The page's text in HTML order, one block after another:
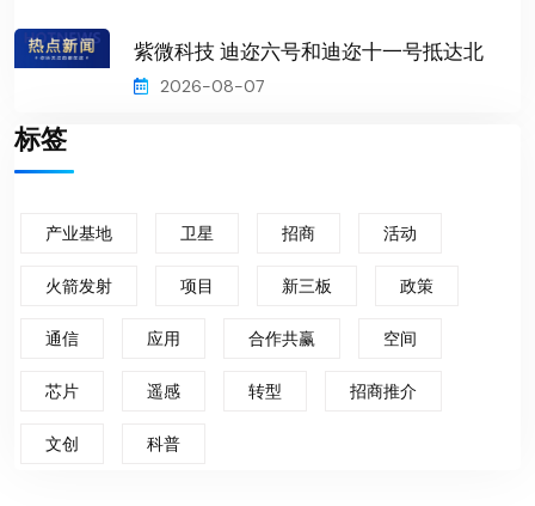
紫微科技 迪迩六号和迪迩十一号抵达北
2026-08-07
标签
产业基地 卫星 招商 活动
火箭发射 项目 新三板 政策
通信 应用 合作共赢 空间
芯片 遥感 转型 招商推介
文创 科普